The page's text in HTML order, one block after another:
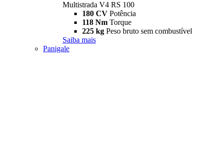
Multistrada V4 RS 100
180 CV Potência
118 Nm Torque
225 kg Peso bruto sem combustível
Saiba mais
Panigale